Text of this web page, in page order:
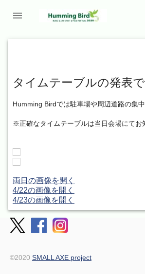

タイムテーブルの発表
Humming Birdでは駐車場や周辺道路の集
※正確なタイムテーブルは当日会場にてお
両日の画像を開く
4/22の画像を開く
4/23の画像を開く
©2020 SMALL AXE project